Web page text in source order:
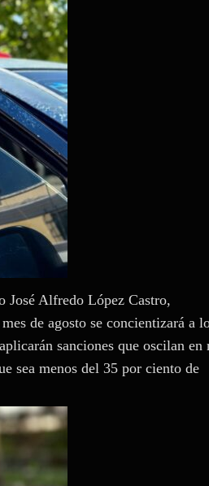
José Alfredo López Castro,
de agosto se concientizará a
sanciones que oscilan en
sea menos del 35 por ciento de